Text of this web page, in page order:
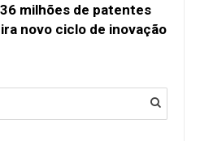
milhões de patentes
novo ciclo de inovação